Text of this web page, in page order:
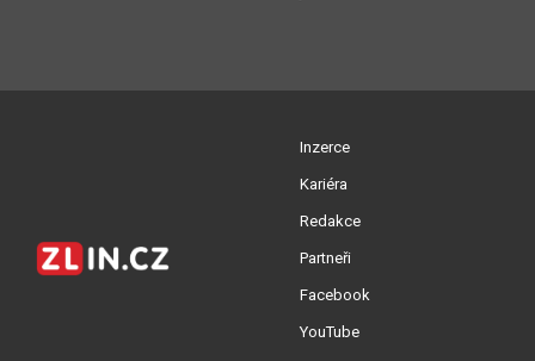
Inzerce
Kariéra
Redakce
Partneři
Facebook
YouTube